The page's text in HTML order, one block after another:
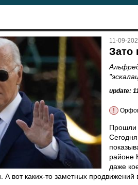
11-09-
Зато
update:
!
Прошли
районе
даже
А вот каких-то заметных